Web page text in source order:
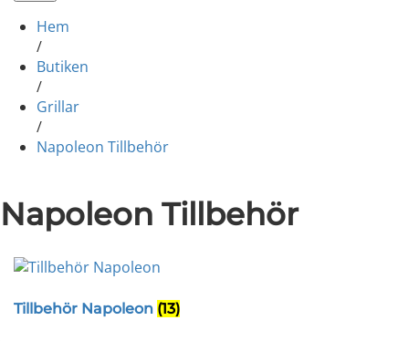
Hem
/
Butiken
/
Grillar
/
Napoleon Tillbehör
Napoleon Tillbehör
Tillbehör Napoleon (13)